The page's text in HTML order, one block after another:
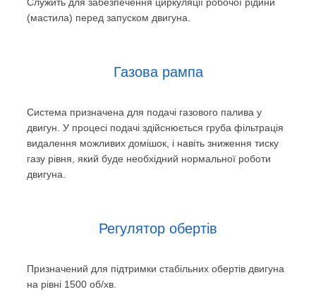
(мастила) перед запуском двигуна.
Газова рампа
Система призначена для подачі газового палива у
двигун. У процесі подачі здійснюється груба фільтрація
видалення можливих домішок, і навіть зниження тиску
газу рівня, який буде необхідний нормальної роботи
двигуна.
Регулятор обертів
Призначений для підтримки стабільних обертів двигуна
на рівні 1500 об/хв.